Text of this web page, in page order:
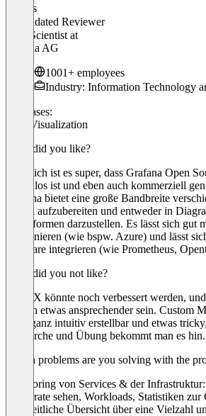
Marius
Validated Reviewer
Data Scientist at
Atruvia AG
1001+ employees
Industry: Information Technology
Use cases:
Data Visualization
What did you like?
Natürlich ist es super, dass Grafana Open
kostenlos ist und eben auch kommerziell
Grafana bietet eine große Bandbreite
visuell aufzubereiten und entweder in
Datenformen darzustellen. Es lässt sich gut
kombinieren (wie bspw. Azure) und lässt
Software integrieren (wie Prometheus,
What did you not like?
Die UX könnte noch verbessert werden,
optisch etwas ansprechender sein. Custom
nicht ganz intuitiv erstellbar und etwas
Recherche und Übung bekommt man es hin.
Which problems are you solving with the
Monitoring von Services & der Infrastruktur:
Fehlerrate sehen, Workloads, Statistiken zur
“Einheitliche Übersicht über eine Vielzahl